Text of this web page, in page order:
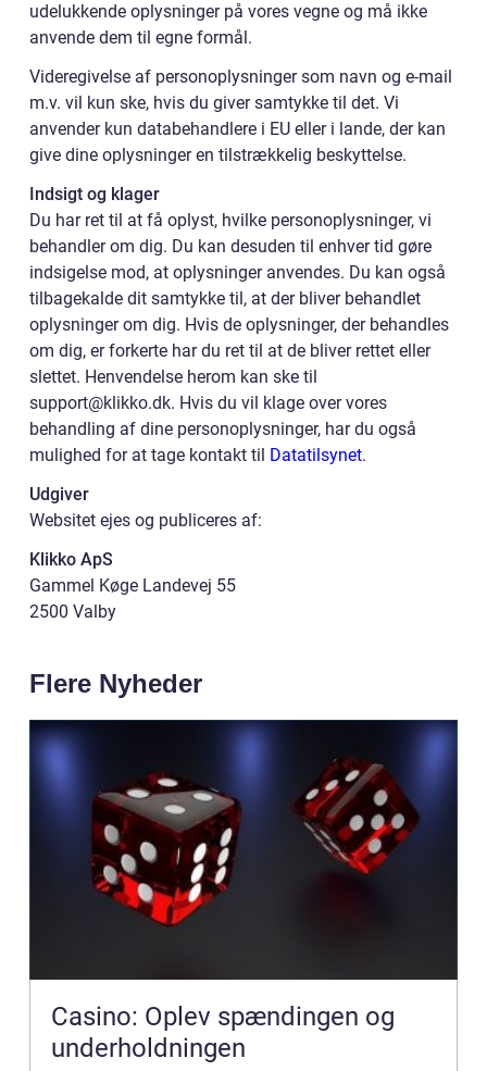
udelukkende oplysninger på vores vegne og må ikke
anvende dem til egne formål.
Videregivelse af personoplysninger som navn og e-mail
m.v. vil kun ske, hvis du giver samtykke til det. Vi
anvender kun databehandlere i EU eller i lande, der kan
give dine oplysninger en tilstrækkelig beskyttelse.
Indsigt og klager
Du har ret til at få oplyst, hvilke personoplysninger, vi
behandler om dig. Du kan desuden til enhver tid gøre
indsigelse mod, at oplysninger anvendes. Du kan også
tilbagekalde dit samtykke til, at der bliver behandlet
oplysninger om dig. Hvis de oplysninger, der behandles
om dig, er forkerte har du ret til at de bliver rettet eller
slettet. Henvendelse herom kan ske til
support@klikko.dk. Hvis du vil klage over vores
behandling af dine personoplysninger, har du også
mulighed for at tage kontakt til Datatilsynet.
Udgiver
Websitet ejes og publiceres af:
Klikko ApS
Gammel Køge Landevej 55
2500 Valby
Flere Nyheder
Casino: Oplev spændingen og
underholdningen